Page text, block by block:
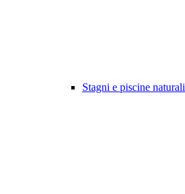
Stagni e piscine naturali